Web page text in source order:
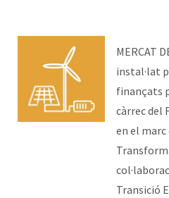
MERCAT
instal·lat
finançats
càrrec del
en el marc
Transició